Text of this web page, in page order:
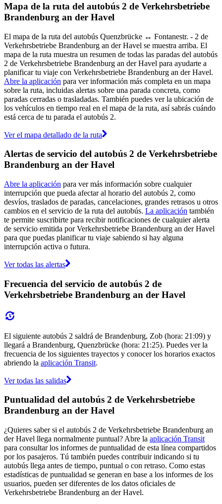
Mapa de la ruta del autobús 2 de Verkehrsbetriebe
Brandenburg an der Havel
El mapa de la ruta del autobús Quenzbrücke ↔︎ Fontanestr. - 2 de
Verkehrsbetriebe Brandenburg an der Havel se muestra arriba. El
mapa de la ruta muestra un resumen de todas las paradas del autobús
2 de Verkehrsbetriebe Brandenburg an der Havel para ayudarte a
planificar tu viaje con Verkehrsbetriebe Brandenburg an der Havel.
Abre la aplicación para ver información más completa en un mapa
sobre la ruta, incluidas alertas sobre una parada concreta, como
paradas cerradas o trasladadas. También puedes ver la ubicación de
los vehículos en tiempo real en el mapa de la ruta, así sabrás cuándo
está cerca de tu parada el autobús 2.
Ver el mapa detallado de la ruta
Alertas de servicio del autobús 2 de Verkehrsbetriebe
Brandenburg an der Havel
Abre la aplicación para ver más información sobre cualquier
interrupción que pueda afectar al horario del autobús 2, como
desvíos, traslados de paradas, cancelaciones, grandes retrasos u otros
cambios en el servicio de la ruta del autobús. La aplicación también
te permite suscribirte para recibir notificaciones de cualquier alerta
de servicio emitida por Verkehrsbetriebe Brandenburg an der Havel
para que puedas planificar tu viaje sabiendo si hay alguna
interrupción activa o futura.
Ver todas las alertas
Frecuencia del servicio de autobús 2 de
Verkehrsbetriebe Brandenburg an der Havel
El siguiente autobús 2 saldrá de Brandenburg, Zob (hora: 21:09) y
llegará a Brandenburg, Quenzbrücke (hora: 21:25). Puedes ver la
frecuencia de los siguientes trayectos y conocer los horarios exactos
abriendo la aplicación Transit.
Ver todas las salidas
Puntualidad del autobús 2 de Verkehrsbetriebe
Brandenburg an der Havel
¿Quieres saber si el autobús 2 de Verkehrsbetriebe Brandenburg an
der Havel llega normalmente puntual? Abre la aplicación Transit
para consultar los informes de puntualidad de esta línea compartidos
por los pasajeros. Tú también puedes contribuir indicando si tu
autobús llega antes de tiempo, puntual o con retraso. Como estas
estadísticas de puntualidad se generan en base a los informes de los
usuarios, pueden ser diferentes de los datos oficiales de
Verkehrsbetriebe Brandenburg an der Havel.